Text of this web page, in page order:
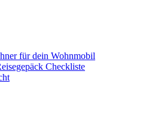
für dein Wohnmobil
Checkliste